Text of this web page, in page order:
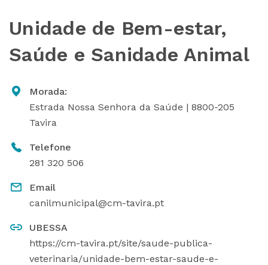
Unidade de Bem-estar,
Saúde e Sanidade Animal
Morada:
Estrada Nossa Senhora da Saúde | 8800-205
Tavira
Telefone
281 320 506
Email
canilmunicipal@cm-tavira.pt
UBESSA
https://cm-tavira.pt/site/saude-publica-
veterinaria/unidade-bem-estar-saude-e-